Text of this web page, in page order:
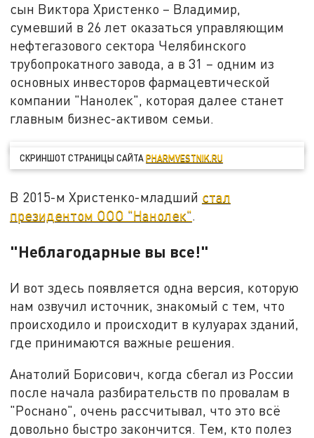
сын Виктора Христенко – Владимир,
сумевший в 26 лет оказаться управляющим
нефтегазового сектора Челябинского
трубопрокатного завода, а в 31 – одним из
основных инвесторов фармацевтической
компании "Нанолек", которая далее станет
главным бизнес-активом семьи.
СКРИНШОТ СТРАНИЦЫ САЙТАPHARMVESTNIK.RU
В 2015-м Христенко-младший стал
президентом ООО "Нанолек"
"Неблагодарные вы все!"
И вот здесь появляется одна версия, которую
нам озвучил источник, знакомый с тем, что
происходило и происходит в кулуарах зданий,
где принимаются важные решения.
Анатолий Борисович, когда сбегал из России
после начала разбирательств по провалам в
"Роснано", очень рассчитывал, что это всё
довольно быстро закончится. Тем, кто полез